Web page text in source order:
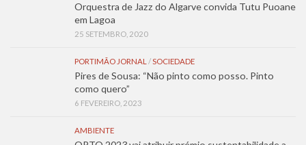
Orquestra de Jazz do Algarve convida Tutu Puoane
em Lagoa
25 SETEMBRO, 2020
PORTIMÃO JORNAL /SOCIEDADE
Pires de Sousa: “Não pinto como posso. Pinto
como quero”
6 FEVEREIRO, 2023
AMBIENTE